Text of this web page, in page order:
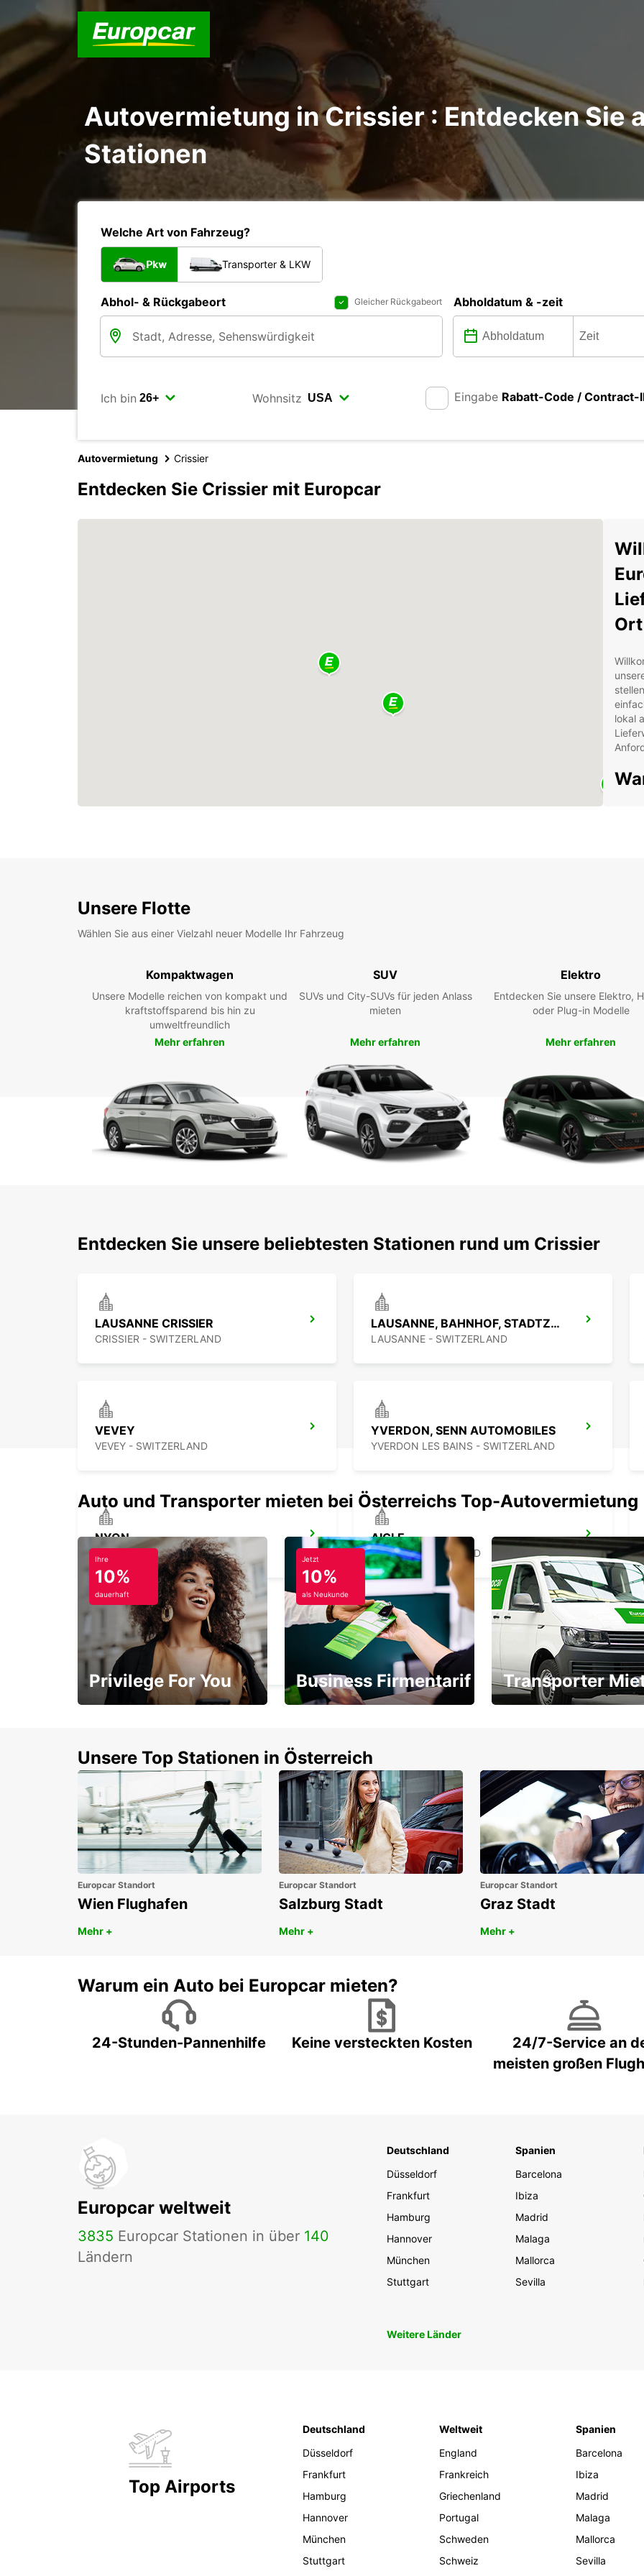
Autovermietung in Crissier : Entdecken Sie
Stationen
Welche Art von Fahrzeug?
Pkw Transporter & LKW
Abhol- & Rückgabeort Gleicher Rückgabeort Abholdatum & -zeit
Ich bin Wohnsitz Eingabe Rabatt-Code / Contract-
Autovermietung Crissier
Entdecken Sie Crissier mit Europcar
Ort
lokal
es
zu
Unsere Flotte
Wählen Sie aus einer Vielzahl neuer Modelle Ihr Fahrzeug
Kompaktwagen
Unsere Modelle reichen von kompakt und
kraftstoffsparend bis hin zu
umweltfreundlich
Mehr erfahren
SUV
SUVs und City-SUVs für jeden Anlass
mieten
Mehr erfahren
Elektro
Entdecken Sie unsere Elektro,
oder Plug-in Modelle
Mehr erfahren
Entdecken Sie unsere beliebtesten Stationen rund um Crissier
LAUSANNE CRISSIER
CRISSIER - SWITZERLAND
LAUSANNE, BAHNHOF, STADTZENTRUM
LAUSANNE - SWITZERLAND
VEVEY
VEVEY - SWITZERLAND
YVERDON, SENN AUTOMOBILES
YVERDON LES BAINS - SWITZERLAND
NYON
NYON - SWITZERLAND
AIGLE
AIGLE - SWITZERLAND
ANNEMASSE
ANNEMASSE - FRANCE
Auto und Transporter mieten bei Österreichs Top-Autovermietung
Ihre
10%
dauerhaft
Privilege For You
Jetzt
10%
als Neukunde
Business Firmentarif Transporter
Unsere Top Stationen in Österreich
Europcar Standort
Wien Flughafen
Mehr +
Europcar Standort
Salzburg Stadt
Mehr +
Europcar Standort
Graz Stadt
Mehr +
Warum ein Auto bei Europcar mieten?
24-Stunden-Pannenhilfe Keine versteckten Kosten
24/7-Service an
meisten großen
Europcar weltweit
3835 Europcar Stationen in über 140
Ländern
Deutschland
Düsseldorf
Frankfurt
Hamburg
Hannover
München
Stuttgart
Spanien
Barcelona
Ibiza
Madrid
Malaga
Mallorca
Sevilla
Weitere Länder
Top Airports
Deutschland
Düsseldorf
Frankfurt
Hamburg
Hannover
München
Stuttgart
Weltweit
England
Frankreich
Griechenland
Portugal
Schweden
Schweiz
Spanien
Barcelona
Ibiza
Madrid
Malaga
Mallorca
Sevilla